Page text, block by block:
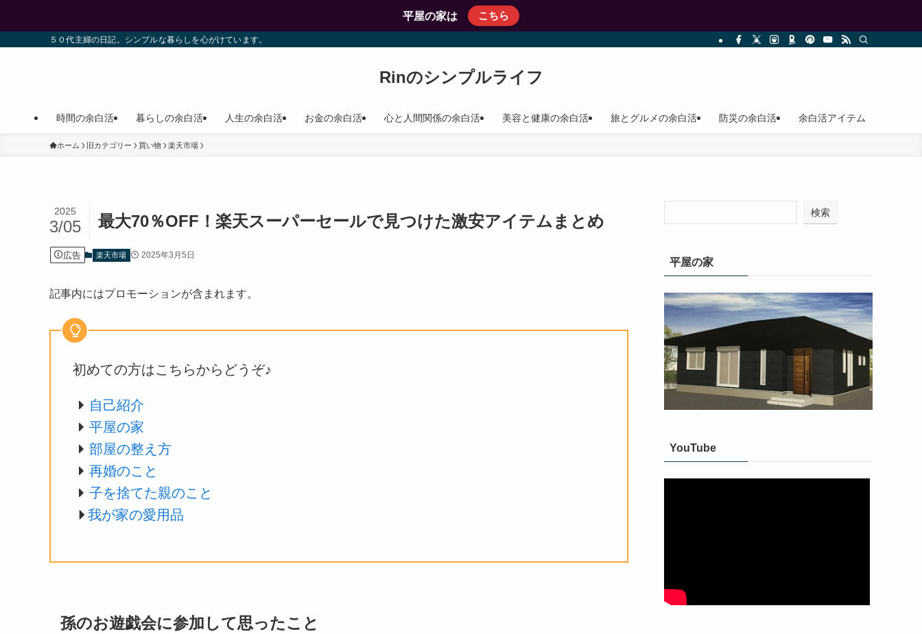
平屋の家は こちら
５０代主婦の日記。シンプルな暮らしを心がけています。
Rinのシンプルライフ
時間の余白活 暮らしの余白活 人生の余白活 お金の余白活 心と人間関係の余白活 美容と健康の余白活 旅とグルメの余白活 防災の余白活 余白活アイテム
ホーム 旧カテゴリー 買い物 楽天市場
最大70％OFF！楽天スーパーセールで見つけた激安アイテムまとめ
2025
3/05
広告 楽天市場 2025年3月5日
記事内にはプロモーションが含まれます。
初めての方はこちらからどうぞ♪
自己紹介
平屋の家
部屋の整え方
再婚のこと
子を捨てた親のこと
我が家の愛用品
孫のお遊戯会に参加して思ったこと
検索
平屋の家
YouTube